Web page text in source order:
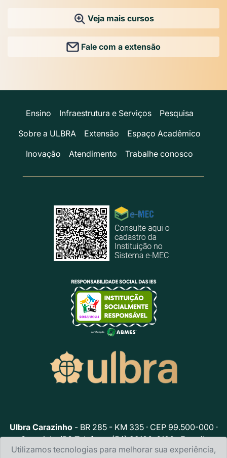
Veja mais cursos
Fale com a extensão
Ensino Infraestrutura e Serviços
Pesquisa
Sobre a ULBRA
Extensão
Espaço Acadêmico
Inovação
Atendimento Trabalhe conosco
Ulbra Carazinho- BR 285 - KM 335 · CEP 99.500-000 ·
Carazinho/RS Telefone: (54) 99136-6106 · E-mail:
ulbracarazinho@ulbra.br
Utilizamos tecnologias para melhorar sua experiência,